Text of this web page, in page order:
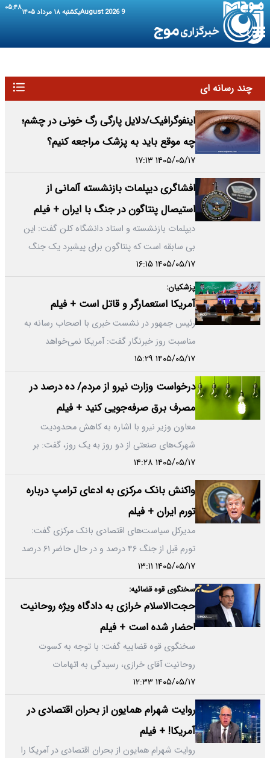
9 August 2026 یکشنبه ۱۸ مرداد ۱۴۰۵ ۰۵:۴۸
چند رسانه ای
اینفوگرافیک/دلایل پارگی رگ خونی در چشم؛
چه موقع باید به پزشک مراجعه کنیم؟
۱۴۰۵/۰۵/۱۷ ۱۷:۱۳
افشاگری دیپلمات بازنشسته آلمانی از
استیصال پنتاگون در جنگ با ایران + فیلم
دیپلمات بازنشسته و استاد دانشگاه کلن گفت: این
بی سابقه است که پنتاگون برای پیشبرد یک جنگ
دنبال پیشنهاد راهکار از سوی…
۱۴۰۵/۰۵/۱۷ ۱۶:۱۵
پزشکیان:
آمریکا استعمارگر و قاتل است + فیلم
رئیس جمهور در نشست خبری با اصحاب رسانه به
مناسبت روز خبرنگار گفت: آمریکا نمی‌خواهد
جمهوری اسلامی باشد ولی گفت‌وگوها او…
۱۴۰۵/۰۵/۱۷ ۱۵:۲۹
درخواست وزارت نیرو از مردم/ ده درصد در
مصرف برق صرفه‌جویی کنید + فیلم
معاون وزیر نیرو با اشاره به کاهش محدودیت
شهرک‌های صنعتی از دو روز به یک روز، گفت: بر
اساس دستور رئیس‌جمهور و وزیر…
۱۴۰۵/۰۵/۱۷ ۱۴:۲۸
واکنش بانک مرکزی به ادعای ترامپ درباره
تورم ایران + فیلم
مدیرکل سیاست‌های اقتصادی بانک مرکزی گفت:
تورم قبل از جنگ ۴۶ درصد و در حال حاضر ۶۱ درصد
است.
۱۴۰۵/۰۵/۱۷ ۱۳:۱۱
سخنگوی قوه قضائیه:
حجت‌الاسلام خرازی به دادگاه ویژه روحانیت
احضار شده است + فیلم
سخنگوی قوه قضاییه گفت:‌ با توجه به کسوت
روحانیت آقای خرازی، رسیدگی به اتهامات
مطرح‌شده در صلاحیت دادگاه ویژه روحانیت…
۱۴۰۵/۰۵/۱۷ ۱۲:۳۳
روایت شهرام همایون از بحران اقتصادی در
آمریکا! + فیلم
روایت شهرام همایون از بحران اقتصادی در آمریکا را